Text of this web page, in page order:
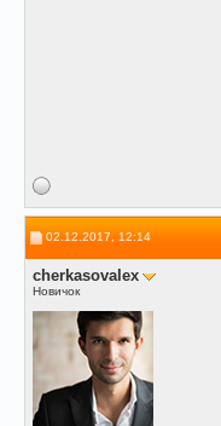
02.12.2017, 12:14
сherkasovalex
Новичок